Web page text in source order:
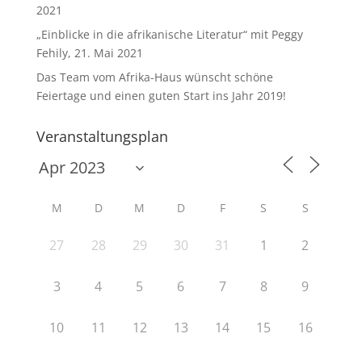
2021
„Einblicke in die afrikanische Literatur“ mit Peggy
Fehily, 21. Mai 2021
Das Team vom Afrika-Haus wünscht schöne
Feiertage und einen guten Start ins Jahr 2019!
Veranstaltungsplan
M D M D F S S
27 28 29 30 31 1 2
3 4 5 6 7 8 9
10 11 12 13 14 15 16